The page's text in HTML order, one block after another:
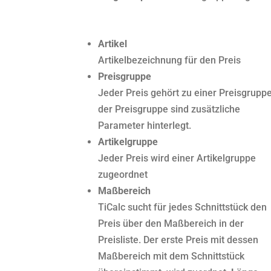
Artikel
Artikelbezeichnung für den Preis
Preisgruppe
Jeder Preis gehört zu einer
der Preisgruppe sind zusätzliche
Parameter hinterlegt.
Artikelgruppe
Jeder Preis wird einer Artikelgruppe
zugeordnet
Maßbereich
TiCalc sucht für jedes Schnittstück den
Preis über den Maßbereich in der
Preisliste. Der erste Preis mit dessen
Maßbereich mit dem Schnittstück